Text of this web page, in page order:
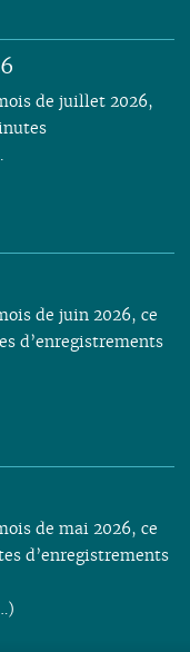
de juillet 2026,
de juin 2026, ce
d’enregistrements
de mai 2026, ce
d’enregistrements